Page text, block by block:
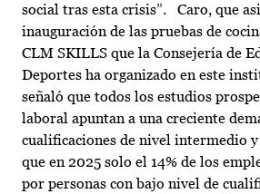
social tras esta crisis”. Caro, que
inauguración de las pruebas de
CLM SKILLS que la Consejería de
Deportes ha organizado en este
señaló que todos los estudios
laboral apuntan a una creciente
cualificaciones de nivel intermedio
que en 2025 solo el 14% de los
por personas con bajo nivel de